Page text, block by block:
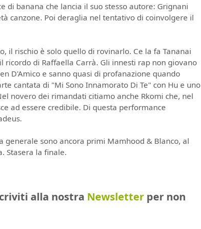
di banana che lancia il suo stesso autore: Grignani
canzone. Poi deraglia nel tentativo di coinvolgere il
il rischio è solo quello di rovinarlo. Ce la fa Tananai
ricordo di Raffaella Carrà. Gli innesti rap non giovano
D'Amico e sanno quasi di profanazione quando
cantata di "Mi Sono Innamorato Di Te" con Hu e uno
novero dei rimandati citiamo anche Rkomi che, nel
ad essere credibile. Di questa performance
sono ancora primi Mamhood & Blanco, al
Stasera la finale.
alla nostra Newsletter per non